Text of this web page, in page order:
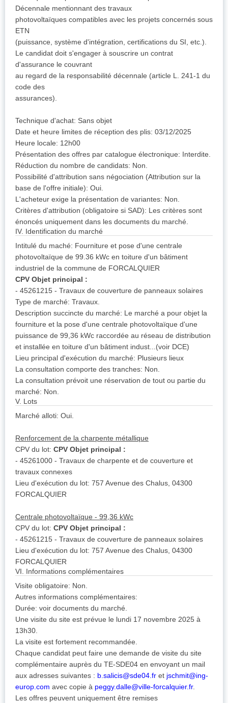
Décennale mentionnant des travaux
photovoltaïques compatibles avec les projets concernés sous
ETN
(puissance, système d'intégration, certifications du SI, etc.).
Le candidat doit s'engager à souscrire un contrat
d'assurance le couvrant
au regard de la responsabilité décennale (article L. 241-1 du
code des
assurances).
Technique d'achat: Sans objet
Date et heure limites de réception des plis: 03/12/2025
Heure locale: 12h00
Présentation des offres par catalogue électronique: Interdite.
Réduction du nombre de candidats: Non.
Possibilité d'attribution sans négociation (Attribution sur la
base de l'offre initiale): Oui.
L'acheteur exige la présentation de variantes: Non.
Critères d'attribution (obligatoire si SAD): Les critères sont
énoncés uniquement dans les documents du marché.
IV. Identification du marché
Intitulé du maché: Fourniture et pose d'une centrale
photovoltaïque de 99.36 kWc en toiture d'un bâtiment
industriel de la commune de FORCALQUIER
CPV Objet principal :
- 45261215 - Travaux de couverture de panneaux solaires
Type de marché: Travaux.
Description succincte du marché: Le marché a pour objet la
fourniture et la pose d'une centrale photovoltaïque d'une
puissance de 99,36 kWc raccordée au réseau de distribution
et installée en toiture d'un bâtiment indust...(voir DCE)
Lieu principal d'exécution du marché: Plusieurs lieux
La consultation comporte des tranches: Non.
La consultation prévoit une réservation de tout ou partie du
marché: Non.
V. Lots
Marché alloti: Oui.
Renforcement de la charpente métallique
CPV du lot: CPV Objet principal :
- 45261000 - Travaux de charpente et de couverture et
travaux connexes
Lieu d'exécution du lot: 757 Avenue des Chalus, 04300
FORCALQUIER
Centrale photovoltaïque - 99,36 kWc
CPV du lot: CPV Objet principal :
- 45261215 - Travaux de couverture de panneaux solaires
Lieu d'exécution du lot: 757 Avenue des Chalus, 04300
FORCALQUIER
VI. Informations complémentaires
Visite obligatoire: Non.
Autres informations complémentaires:
Durée: voir documents du marché.
Une visite du site est prévue le lundi 17 novembre 2025 à
13h30.
La visite est fortement recommandée.
Chaque candidat peut faire une demande de visite du site
complémentaire auprès du TE-SDE04 en envoyant un mail
aux adresses suivantes : b.salicis@sde04.fr et jschmit@ing-
europ.com avec copie à peggy.dalle@ville-forcalquier.fr.
Les offres peuvent uniquement être remises